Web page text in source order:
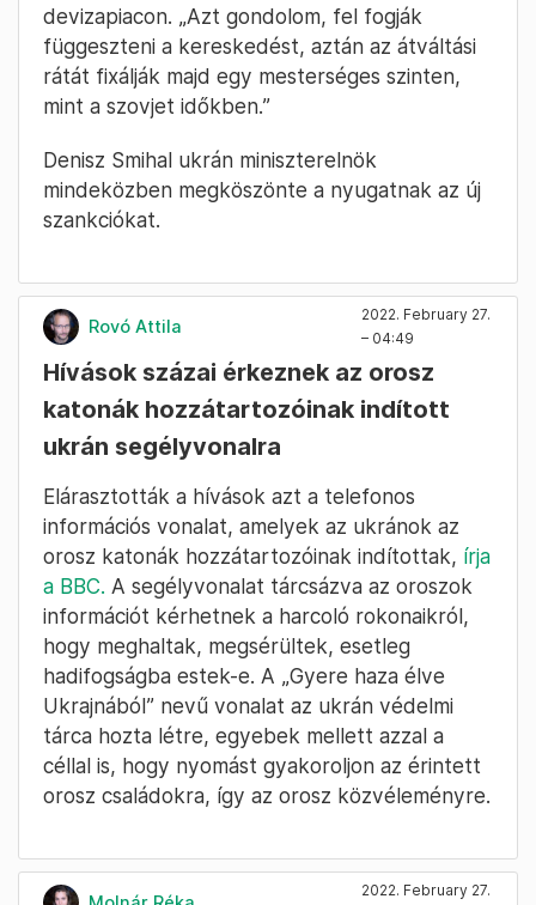
devizapiacon. „Azt gondolom, fel fogják
függeszteni a kereskedést, aztán az átváltási
rátát fixálják majd egy mesterséges szinten,
mint a szovjet időkben.”
Denisz Smihal ukrán miniszterelnök
mindeközben megköszönte a nyugatnak az új
szankciókat.
Rovó Attila
2022. February 27.
– 04:49
Hívások százai érkeznek az orosz
katonák hozzátartozóinak indított
ukrán segélyvonalra
Elárasztották a hívások azt a telefonos
információs vonalat, amelyek az ukránok az
orosz katonák hozzátartozóinak indítottak, írja
a BBC. A segélyvonalat tárcsázva az oroszok
információt kérhetnek a harcoló rokonaikról,
hogy meghaltak, megsérültek, esetleg
hadifogságba estek-e. A „Gyere haza élve
Ukrajnából” nevű vonalat az ukrán védelmi
tárca hozta létre, egyebek mellett azzal a
céllal is, hogy nyomást gyakoroljon az érintett
orosz családokra, így az orosz közvéleményre.
2022. February 27.